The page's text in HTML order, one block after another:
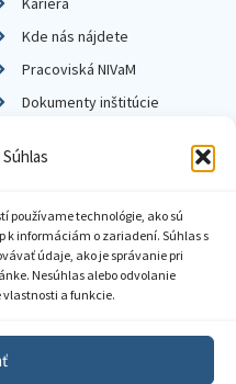
používame technológie, ako sú
k informáciám o zariadení. Súhlas s
údaje, ako je správanie pri
Nesúhlas alebo odvolanie
a funkcie.
Kde nás nájdete
Pracoviská NIVaM
Dokumenty inštitúcie
súkromia